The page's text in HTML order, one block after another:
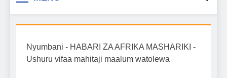
Tanzania
kilimo, mitindo, na burudani kwa Kiswahili,
mafanikio yako.
Nyumbani - HABARI ZA AFRIKA MASHARIKI -
Ushuru vifaa mahitaji maalum watolewa